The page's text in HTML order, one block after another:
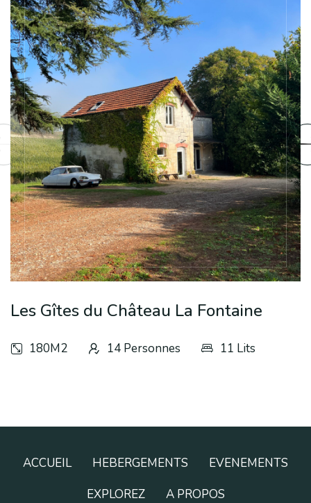
Les Gîtes du Château La Fontaine
180M2 14 Personnes 11 Lits
ACCUEIL HEBERGEMENTS
EVENEMENTS
EXPLOREZ
A PROPOS